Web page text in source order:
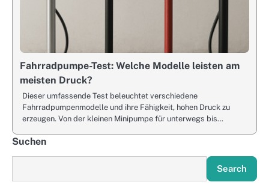
Fahrradpumpe-Test: Welche Modelle leisten am
meisten Druck?
Dieser umfassende Test beleuchtet verschiedene
Fahrradpumpenmodelle und ihre Fähigkeit, hohen Druck zu
erzeugen. Von der kleinen Minipumpe für unterwegs bis…
Suchen
Search